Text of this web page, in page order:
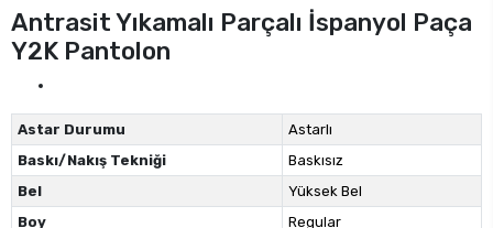
Antrasit Yıkamalı Parçalı İspanyol Paça
Y2K Pantolon
Astar Durumu
Astarlı
Baskı/Nakış Tekniği
Baskısız
Bel
Yüksek Bel
Boy
Regular